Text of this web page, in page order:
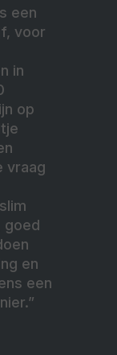
een
voor
in
op
vraag
goed
en
een